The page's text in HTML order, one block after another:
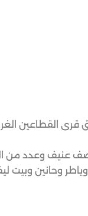
قرى القطاعين
قصف عنيف وعدد من
وحانين وبيت